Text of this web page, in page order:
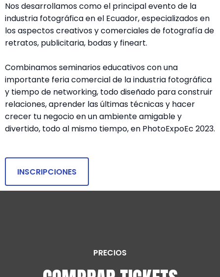
Nos desarrollamos como el principal evento de la
industria fotográfica en el Ecuador, especializados en
los aspectos creativos y comerciales de fotografía de
retratos, publicitaria, bodas y fineart.
Combinamos seminarios educativos con una
importante feria comercial de la industria fotográfica
y tiempo de networking, todo diseñado para construir
relaciones, aprender las últimas técnicas y hacer
crecer tu negocio en un ambiente amigable y
divertido, todo al mismo tiempo, en PhotoExpoEc 2023.
INSCRIPCIONES
PRECIOS